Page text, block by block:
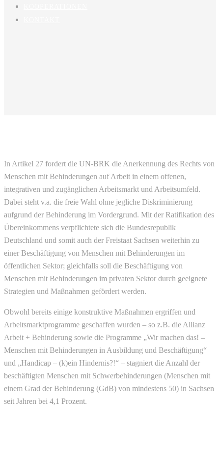
In Artikel 27 fordert die UN-BRK die Anerkennung des Rechts von
Menschen mit Behinderungen auf Arbeit in einem offenen,
integrativen und zugänglichen Arbeitsmarkt und Arbeitsumfeld.
Dabei steht v.a. die freie Wahl ohne jegliche Diskriminierung
aufgrund der Behinderung im Vordergrund. Mit der Ratifikation des
Übereinkommens verpflichtete sich die Bundesrepublik
Deutschland und somit auch der Freistaat Sachsen weiterhin zu
einer Beschäftigung von Menschen mit Behinderungen im
öffentlichen Sektor; gleichfalls soll die Beschäftigung von
Menschen mit Behinderungen im privaten Sektor durch geeignete
Strategien und Maßnahmen gefördert werden.
Obwohl bereits einige konstruktive Maßnahmen ergriffen und
Arbeitsmarktprogramme geschaffen wurden – so z.B. die Allianz
Arbeit + Behinderung sowie die Programme „Wir machen das! –
Menschen mit Behinderungen in Ausbildung und Beschäftigung“
und „Handicap – (k)ein Hindernis?!“ – stagniert die Anzahl der
beschäftigten Menschen mit Schwerbehinderungen (Menschen mit
einem Grad der Behinderung (GdB) von mindestens 50) in Sachsen
seit Jahren bei 4,1 Prozent.